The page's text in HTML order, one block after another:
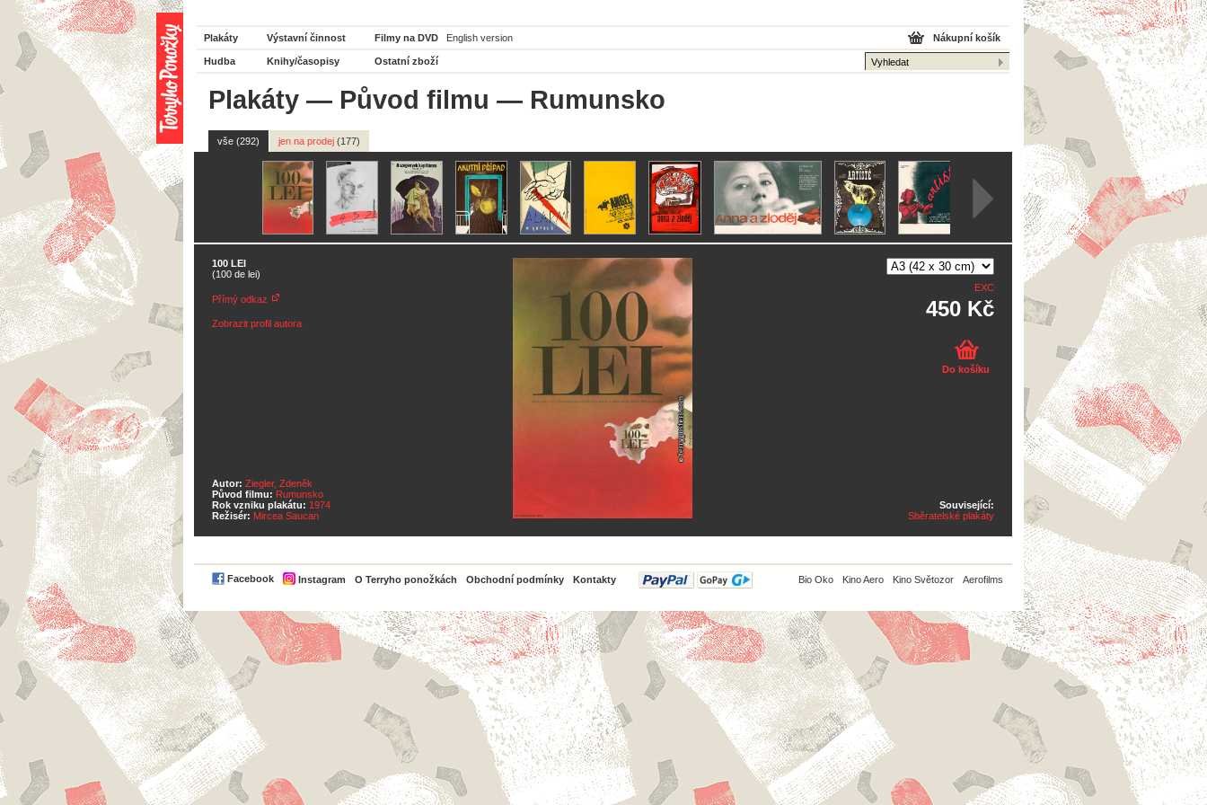
Plakáty Výstavní činnost Filmy na DVD English version
Hudba Knihy/časopisy Ostatní zboží
Nákupní košík
Plakáty — Původ filmu — Rumunsko
vše (292) jen na prodej (177)
100 LEI
(100 de lei)
Přímý odkaz
Zobrazit profil autora
Autor: Ziegler, Zdeněk
Původ filmu: Rumunsko
Rok vzniku plakátu: 1974
Režisér: Mircea Saucan
EXC
450 Kč
Do košíku
Související:
Sběratelské plakáty
Facebook Instagram O Terryho ponožkách Obchodní podmínky Kontakty
PayPal Bio Oko Kino Aero Kino Světozor Aerofilms